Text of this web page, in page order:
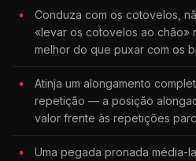
Conduza com os cotovelos,
«levar os cotovelos ao chão»
melhor do que puxar com os
Atinja um alongamento
repetição — a posição
valor frente às repetições
Uma pegada pronada média-